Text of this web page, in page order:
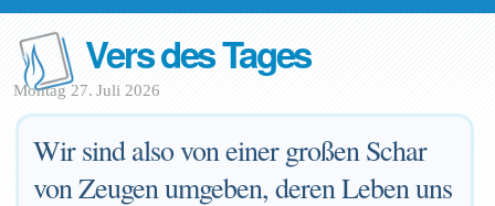
Vers des Tages
Montag 27. Juli 2026
Wir sind also von einer großen Schar
von Zeugen umgeben, deren Leben uns